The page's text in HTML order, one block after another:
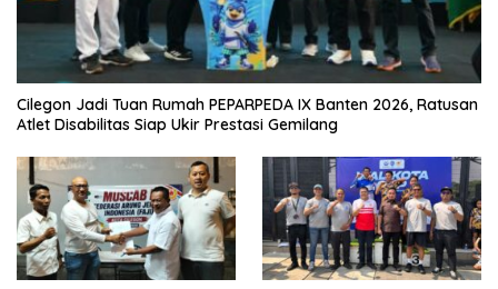
Cilegon Jadi Tuan Rumah PEPARPEDA IX Banten 2026, Ratusan
Atlet Disabilitas Siap Ukir Prestasi Gemilang